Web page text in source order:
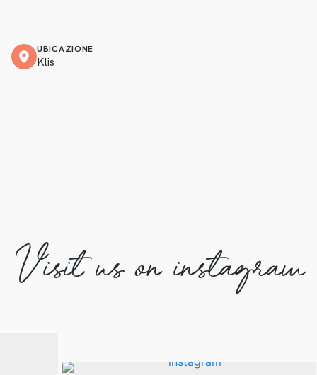
UBICAZIONE
Klis
Visit us on instagram